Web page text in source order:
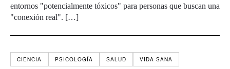
entornos "potencialmente tóxicos" para personas que buscan una
"conexión real". […]
CIENCIA PSICOLOGÍA SALUD VIDA SANA